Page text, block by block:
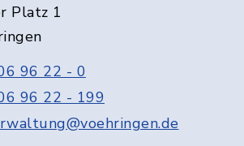
Platz 1
96 22 - 0
96 22 - 199